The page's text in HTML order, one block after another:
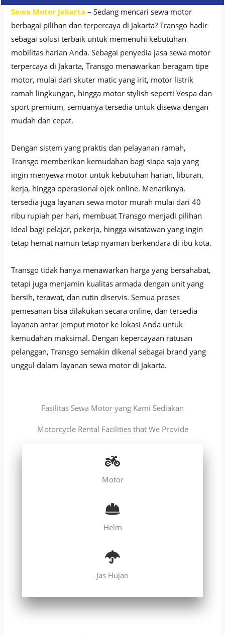
Sewa Motor Jakarta – Sedang mencari sewa motor
berbagai pilihan dan terpercaya di Jakarta? Transgo hadir
sebagai solusi terbaik untuk memenuhi kebutuhan
mobilitas harian Anda. Sebagai penyedia jasa sewa motor
terpercaya di Jakarta, Transgo menawarkan beragam tipe
motor, mulai dari skuter matic yang irit, motor listrik
ramah lingkungan, hingga motor stylish seperti Vespa dan
sport premium, semuanya tersedia untuk disewa dengan
mudah dan cepat.
Dengan sistem yang praktis dan pelayanan ramah,
Transgo memberikan kemudahan bagi siapa saja yang
ingin menyewa motor untuk kebutuhan harian, liburan,
kerja, hingga operasional ojek online. Menariknya,
tersedia juga layanan sewa motor murah mulai dari 40
ribu rupiah per hari, membuat Transgo menjadi pilihan
ideal bagi pelajar, pekerja, hingga wisatawan yang ingin
tetap hemat namun tetap nyaman berkendara di ibu kota.
Transgo tidak hanya menawarkan harga yang bersahabat,
tetapi juga menjamin kualitas armada dengan unit yang
bersih, terawat, dan rutin diservis. Semua proses
pemesanan bisa dilakukan secara online, dan tersedia
layanan antar jemput motor ke lokasi Anda untuk
kemudahan maksimal. Dengan kepercayaan ratusan
pelanggan, Transgo semakin dikenal sebagai brand yang
unggul dalam layanan sewa motor di Jakarta.
Fasilitas Sewa Motor yang Kami Sediakan
Motorcycle Rental Facilities that We Provide
Motor
Helm
Jas Hujan